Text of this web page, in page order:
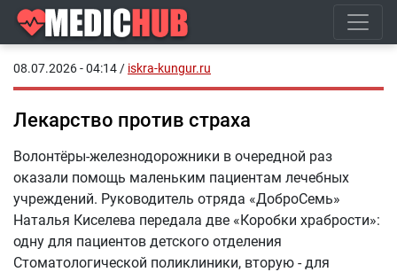
08.07.2026 - 04:14 / iskra-kungur.ru
Лекарство против страха
Волонтёры-железнодорожники в очередной раз
оказали помощь маленьким пациентам лечебных
учреждений. Руководитель отряда «ДоброСемь»
Наталья Киселева передала две «Коробки храбрости»:
одну для пациентов детского отделения
Стоматологической поликлиники, вторую - для